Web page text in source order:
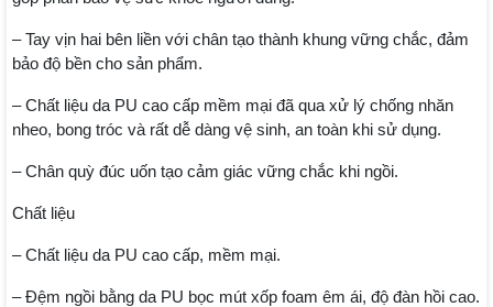
– Tay vịn hai bên liền với chân tạo thành khung vững chắc, đảm
bảo độ bền cho sản phẩm.
– Chất liệu da PU cao cấp mềm mại đã qua xử lý chống nhăn
nheo, bong tróc và rất dễ dàng vệ sinh, an toàn khi sử dụng.
– Chân quỳ đúc uốn tạo cảm giác vững chắc khi ngồi.
Chất liệu
– Chất liệu da PU cao cấp, mềm mại.
– Đệm ngồi bằng da PU bọc mút xốp foam êm ái, độ đàn hồi cao.